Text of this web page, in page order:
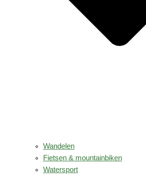
Wandelen
Fietsen & mountainbiken
Watersport